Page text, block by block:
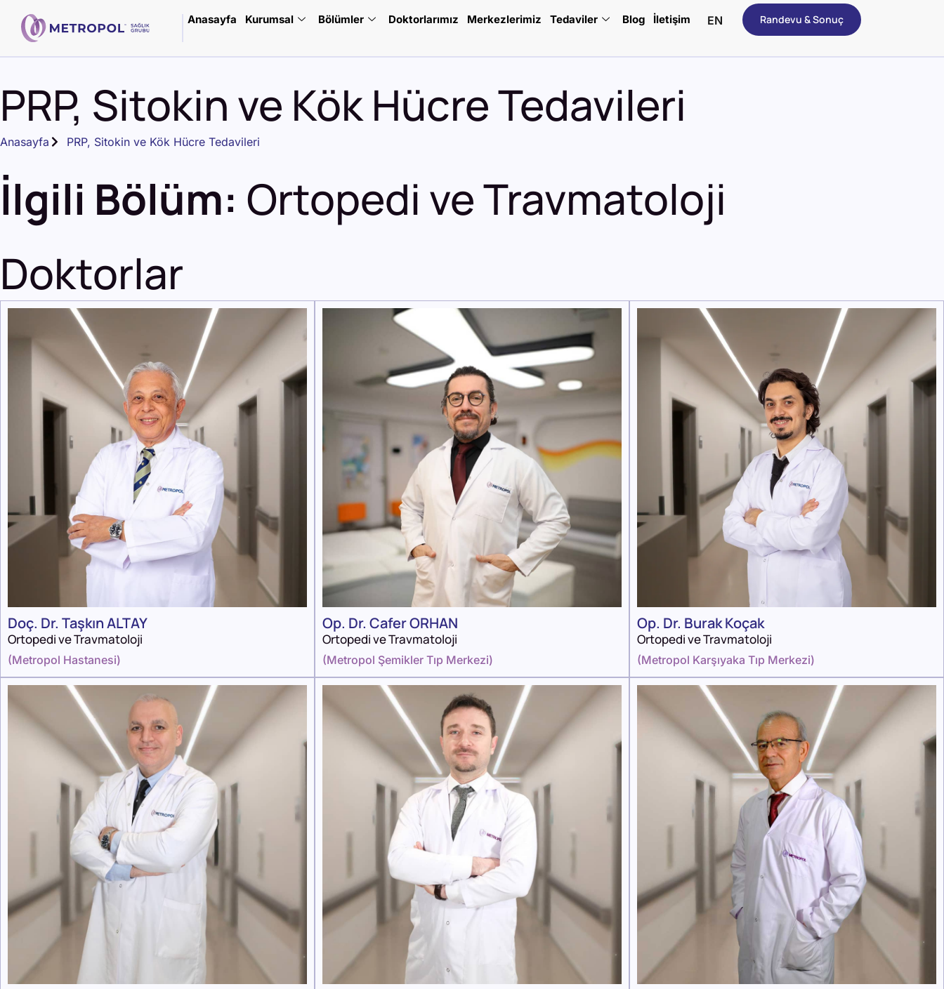
Anasayfa Kurumsal Bölümler Doktorlarımız Merkezlerimiz Tedaviler Blog İletişim EN Randevu & Sonuç
PRP, Sitokin ve Kök Hücre Tedavileri
Anasayfa PRP, Sitokin ve Kök Hücre Tedavileri
İlgili Bölüm: Ortopedi ve Travmatoloji
Doktorlar
Doç. Dr. Taşkın ALTAY
Ortopedi ve Travmatoloji
(Metropol Hastanesi)
Op. Dr. Cafer ORHAN
Ortopedi ve Travmatoloji
(Metropol Şemikler Tıp Merkezi)
Op. Dr. Burak Koçak
Ortopedi ve Travmatoloji
(Metropol Karşıyaka Tıp Merkezi)